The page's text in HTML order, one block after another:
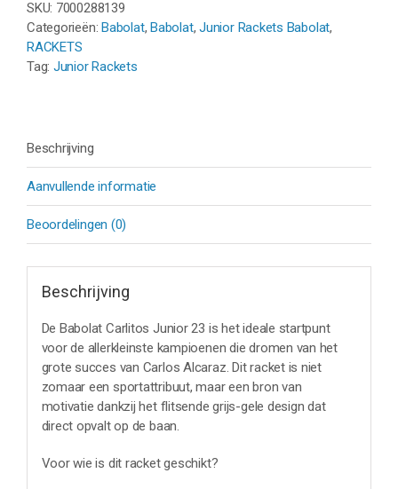
GRIJS/GEEL
aantal
SKU: 7000288139
Categorieën:Babolat,Babolat,Junior Rackets Babolat,
RACKETS
Tag: Junior Rackets
Beschrijving
Aanvullende informatie
Beoordelingen (0)
Beschrijving
De Babolat Carlitos Junior 23 is het ideale startpunt
voor de allerkleinste kampioenen die dromen van het
grote succes van Carlos Alcaraz. Dit racket is niet
zomaar een sportattribuut, maar een bron van
motivatie dankzij het flitsende grijs-gele design dat
direct opvalt op de baan.
Voor wie is dit racket geschikt?